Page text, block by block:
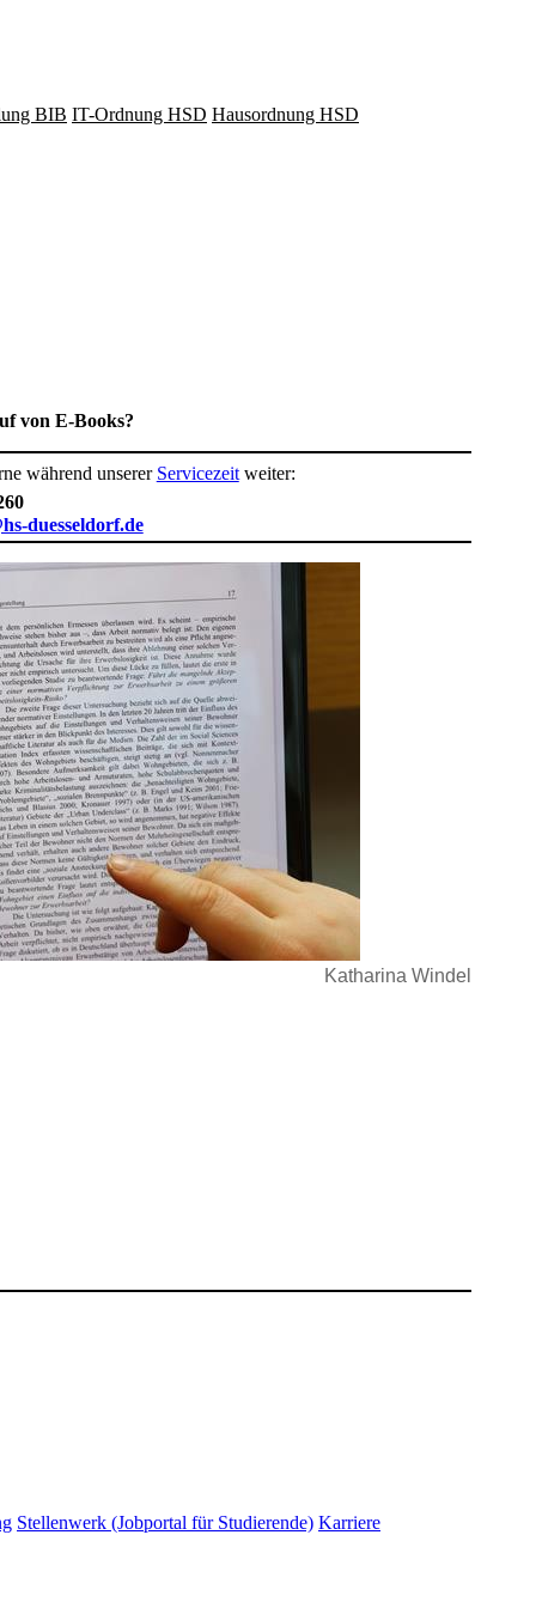
BIB IT-Ordnung HSD Hausordnung HSD
von E-Books?​
während unserer Servicezeitweiter:
duesseldorf.de
Katharina Windel
Stellenwerk (Jobportal für Studierende) Karriere